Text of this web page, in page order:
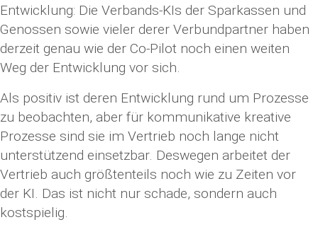
Entwicklung: Die Verbands-KIs der Sparkassen und
Genossen sowie vieler derer Verbundpartner haben
derzeit genau wie der Co-Pilot noch einen weiten
Weg der Entwicklung vor sich.
Als positiv ist deren Entwicklung rund um Prozesse
zu beobachten, aber für kommunikative kreative
Prozesse sind sie im Vertrieb noch lange nicht
unterstützend einsetzbar. Deswegen arbeitet der
Vertrieb auch größtenteils noch wie zu Zeiten vor
der KI. Das ist nicht nur schade, sondern auch
kostspielig.